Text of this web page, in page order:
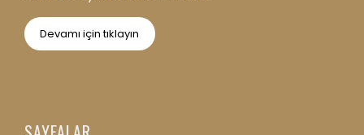
Devamı için tıklayın